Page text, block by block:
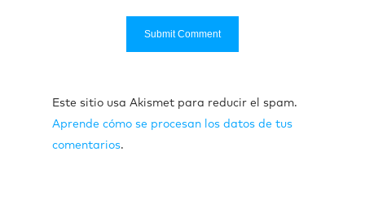
Este sitio usa Akismet para reducir el spam.
Aprende cómo se procesan los datos de tus
comentarios.